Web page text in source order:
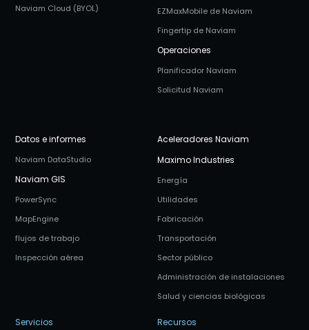
Naviam Cloud (BYOL)
EZMaxMobile de Naviam
Fingertip de Naviam
Operaciones
Planificador Naviam
Solicitud Naviam
Datos e informes
Naviam DataStudio
Naviam GIS
PowerSync
MapEngine
flujos de trabajo
Inspección aérea
Aceleradores Naviam
Maximo Industries
Energía
Utilidades
Fabricación
Transportación
Sector público
Administración de instalaciones
Salud y ciencias biológicas
Servicios Recursos